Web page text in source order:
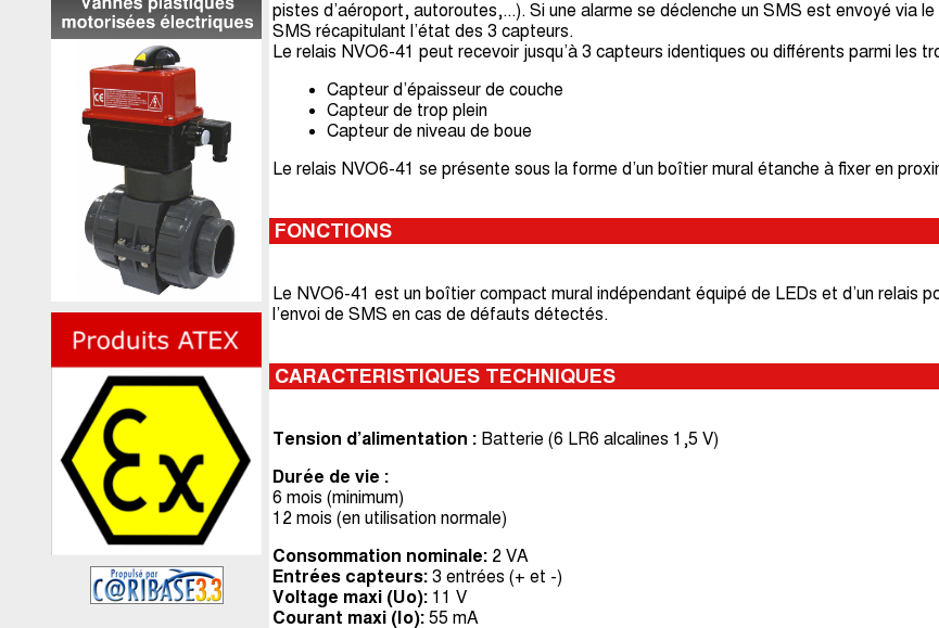
pistes d’aéroport, autoroutes,...). Si une alarme se déclenche un SMS est envoyé via
SMS récapitulant l’état des 3 capteurs.
Le relais NVO6-41 peut recevoir jusqu’à 3 capteurs identiques ou différents parmi les
Capteur d’épaisseur de couche
Capteur de trop plein
Capteur de niveau de boue
Le relais NVO6-41 se présente sous la forme d’un boîtier mural étanche à fixer en
FONCTIONS
Le NVO6-41 est un boîtier compact mural indépendant équipé de LEDs et d’un relais
l’envoi de SMS en cas de défauts détectés.
CARACTERISTIQUES TECHNIQUES
Tension d’alimentation : Batterie (6 LR6 alcalines 1,5 V)
Durée de vie :
6 mois (minimum)
12 mois (en utilisation normale)
Consommation nominale: 2 VA
Entrées capteurs: 3 entrées (+ et -)
Voltage maxi (Uo): 11 V
Courant maxi (Io): 55 mA